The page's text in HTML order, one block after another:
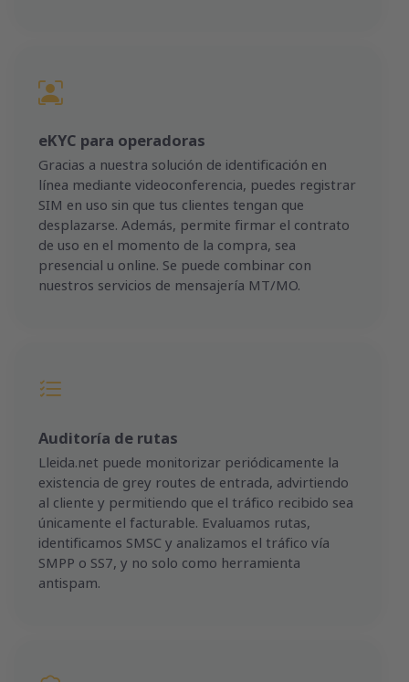
eKYC para operadoras
Gracias a nuestra solución de identificación en
línea mediante videoconferencia, puedes registrar
SIM en uso sin que tus clientes tengan que
desplazarse. Además, permite firmar el contrato
de uso en el momento de la compra, sea
presencial u online. Se puede combinar con
nuestros servicios de mensajería MT/MO.
Auditoría de rutas
Lleida.net puede monitorizar periódicamente la
existencia de grey routes de entrada, advirtiendo
al cliente y permitiendo que el tráfico recibido sea
únicamente el facturable. Evaluamos rutas,
identificamos SMSC y analizamos el tráfico vía
SMPP o SS7, y no solo como herramienta
antispam.